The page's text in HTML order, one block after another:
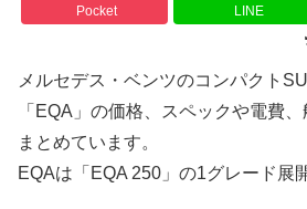
Pocket LINE
メルセデス・ベンツのコンパクト
「EQA」の価格、スペックや電費
まとめています。
EQAは「EQA 250」の1グレード展